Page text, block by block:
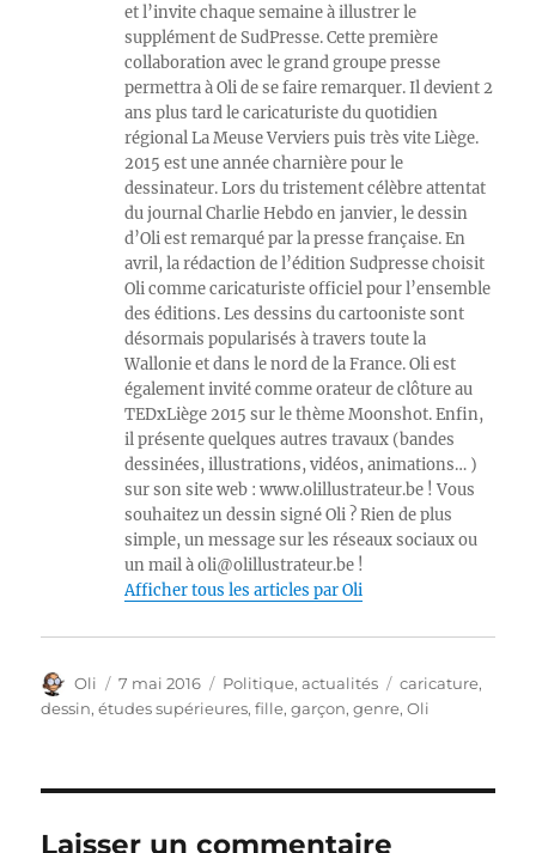
et l’invite chaque semaine à illustrer le
supplément de SudPresse. Cette première
collaboration avec le grand groupe presse
permettra à Oli de se faire remarquer. Il devient 2
ans plus tard le caricaturiste du quotidien
régional La Meuse Verviers puis très vite Liège.
2015 est une année charnière pour le
dessinateur. Lors du tristement célèbre attentat
du journal Charlie Hebdo en janvier, le dessin
d’Oli est remarqué par la presse française. En
avril, la rédaction de l’édition Sudpresse choisit
Oli comme caricaturiste officiel pour l’ensemble
des éditions. Les dessins du cartooniste sont
désormais popularisés à travers toute la
Wallonie et dans le nord de la France. Oli est
également invité comme orateur de clôture au
TEDxLiège 2015 sur le thème Moonshot. Enfin,
il présente quelques autres travaux (bandes
dessinées, illustrations, vidéos, animations… )
sur son site web : www.olillustrateur.be ! Vous
souhaitez un dessin signé Oli ? Rien de plus
simple, un message sur les réseaux sociaux ou
un mail à oli@olillustrateur.be !
Afficher tous les articles par Oli
Auteur
Oli
Publié
le
7 mai 2016 Catégories
Politique, actualités Étiquettes
caricature,
dessin,études supérieures,fille,garçon,genre,Oli
Laisser un commentaire